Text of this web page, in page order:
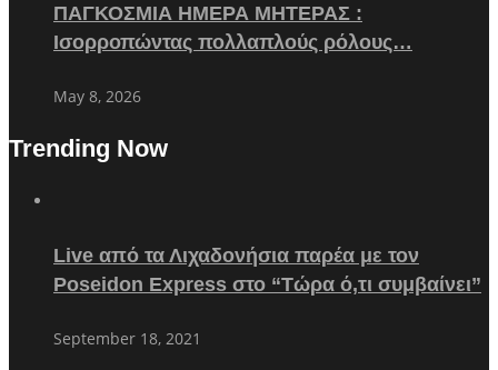
ΠΑΓΚΟΣΜΙΑ ΗΜΕΡΑ ΜΗΤΕΡΑΣ :
Ισορροπώντας πολλαπλούς ρόλους…
May 8, 2026
Trending Now
Live από τα Λιχαδονήσια παρέα με τον
Poseidon Express στο “Τώρα ό,τι συμβαίνει”
September 18, 2021